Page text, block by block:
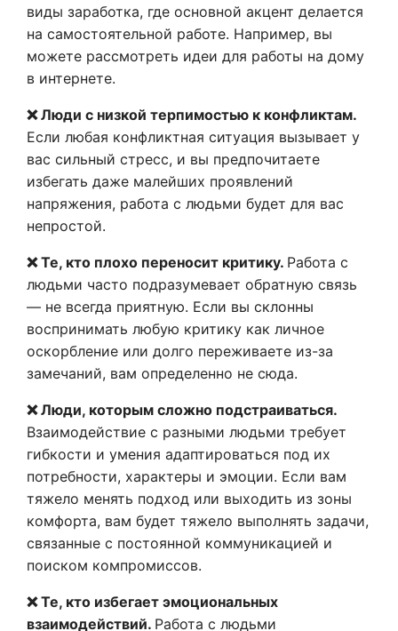
виды заработка, где основной акцент делается
на самостоятельной работе. Например, вы
можете рассмотреть идеи для работы на дому
в интернете.
❌ Люди с низкой терпимостью к конфликтам.
Если любая конфликтная ситуация вызывает у
вас сильный стресс, и вы предпочитаете
избегать даже малейших проявлений
напряжения, работа с людьми будет для вас
непростой.
❌ Те, кто плохо переносит критику. Работа с
людьми часто подразумевает обратную связь
— не всегда приятную. Если вы склонны
воспринимать любую критику как личное
оскорбление или долго переживаете из-за
замечаний, вам определенно не сюда.
❌ Люди, которым сложно подстраиваться.
Взаимодействие с разными людьми требует
гибкости и умения адаптироваться под их
потребности, характеры и эмоции. Если вам
тяжело менять подход или выходить из зоны
комфорта, вам будет тяжело выполнять задачи,
связанные с постоянной коммуникацией и
поиском компромиссов.
❌ Те, кто избегает эмоциональных
взаимодействий. Работа с людьми